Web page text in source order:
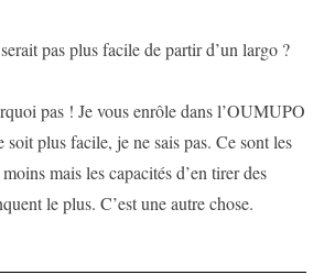
pas plus facile de partir d’un largo ?
pas ! Je vous enrôle dans l’OUMUPO
soit plus facile, je ne sais pas. Ce sont les
mais les capacités d’en tirer des
le plus. C’est une autre chose.